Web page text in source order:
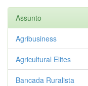
Assunto
Agribusiness
Agricultural Elites
Bancada Ruralista